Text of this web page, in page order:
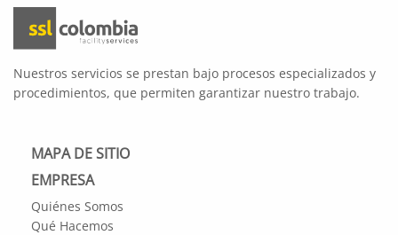
Nuestros servicios se prestan bajo procesos especializados y
procedimientos, que permiten garantizar nuestro trabajo.
MAPA DE SITIO
EMPRESA
Quiénes Somos
Qué Hacemos